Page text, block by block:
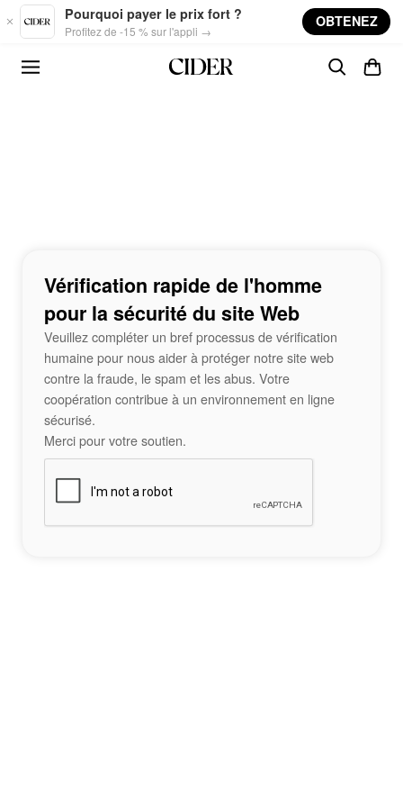
Skip to main content
Pourquoi payer le prix fort ?
Profitez de -15 % sur l'appli →
OBTENEZ
Vérification rapide de l'homme
pour la sécurité du site Web
Veuillez compléter un bref processus de vérification
humaine pour nous aider à protéger notre site web
contre la fraude, le spam et les abus. Votre
coopération contribue à un environnement en ligne
sécurisé.
Merci pour votre soutien.